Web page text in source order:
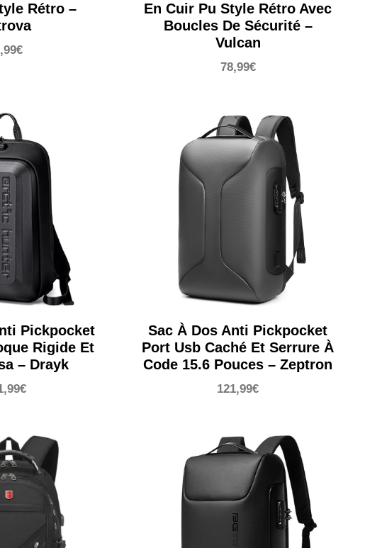
Rétro –
€
En Cuir Pu Style Rétro Avec
Boucles De Sécurité –
Vulcan
78,99€
Pickpocket
Rigide Et
– Drayk
€
Sac À Dos Anti Pickpocket
Port Usb Caché Et Serrure À
Code 15.6 Pouces – Zeptron
121,99€